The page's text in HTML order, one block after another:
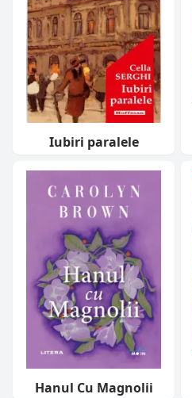
Iubiri paralele
Hanul Cu Magnolii